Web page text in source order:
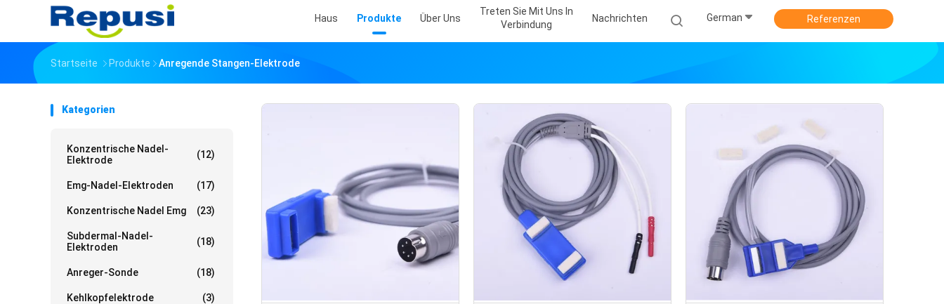
Haus Produkte Über Uns
Treten Sie Mit Uns In
Verbindung
Nachrichten German Referenzen
Startseite Produkte Anregende Stangen-Elektrode
Kategorien
Konzentrische Nadel-
Elektrode
(12)
Emg-Nadel-Elektroden (17)
Konzentrische Nadel Emg (23)
Subdermal-Nadel-
Elektroden
(18)
Anreger-Sonde (18)
Kehlkopfelektrode (3)